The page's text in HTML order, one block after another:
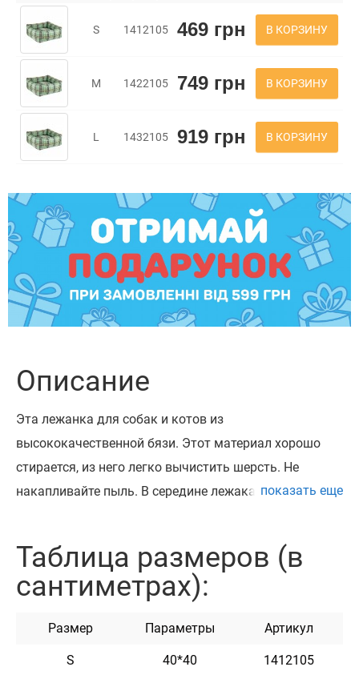
S 1412105 469 грн В КОРЗИНУ
M 1422105 749 грн В КОРЗИНУ
L 1432105 919 грн В КОРЗИНУ
Описание
Эта лежанка для собак и котов ​​из
высококачественной бязи. Этот материал хорошо
стирается, из него легко вычистить шерсть. Не
накапливайте пыль. В середине лежака сменная
домашних животных будет отлично смотреться в
любом интерьере. Подходит для кошек и собак. На
зеленом, коричневом и сером цветах.
ЦВЕТ ТКАНИ
МОЖЕТ ОТЛИЧАТЬСЯ ОТ УКАЗАННОГО НА ФОТО!
показать еще
Таблица размеров (в
сантиметрах):
Размер Параметры Артикул
S 40*40 1412105